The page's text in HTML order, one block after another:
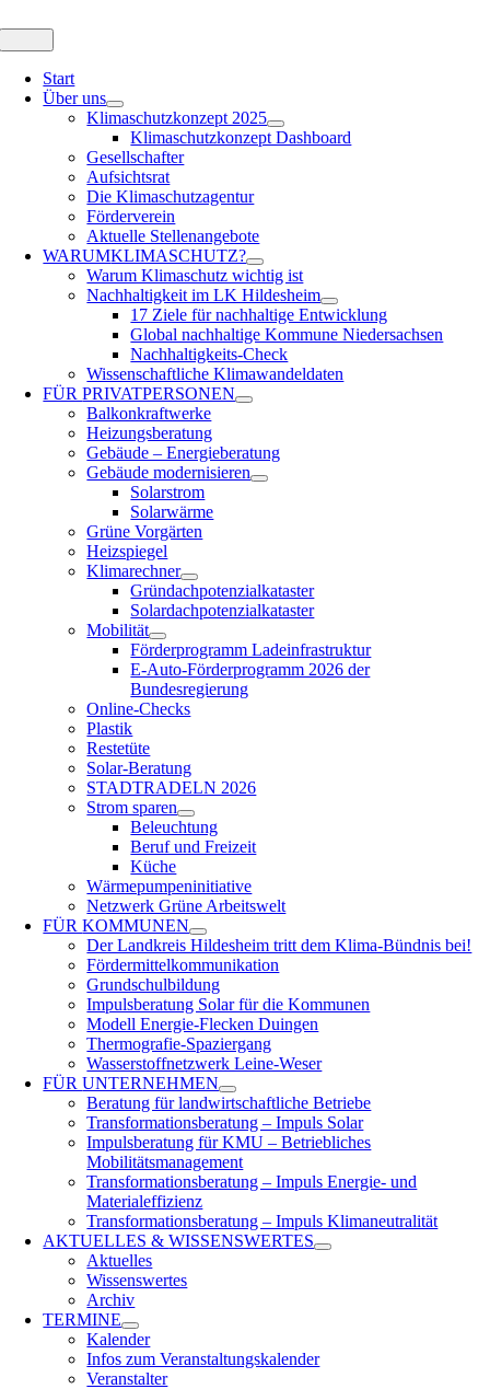
springen
Navigation
Start
Über uns
Klimaschutzkonzept 2025
Klimaschutzkonzept Dashboard
Gesellschafter
Aufsichtsrat
Die Klimaschutzagentur
Förderverein
Aktuelle Stellenangebote
WARUMKLIMASCHUTZ?
Warum Klimaschutz wichtig ist
Nachhaltigkeit im LK Hildesheim
17 Ziele für nachhaltige Entwicklung
Global nachhaltige Kommune Niedersachsen
Nachhaltigkeits-Check
Wissenschaftliche Klimawandeldaten
FÜRPRIVATPERSONEN
Balkonkraftwerke
Heizungsberatung
Gebäude – Energieberatung
Gebäude modernisieren
Solarstrom
Solarwärme
Grüne Vorgärten
Heizspiegel
Klimarechner
Gründachpotenzialkataster
Solardachpotenzialkataster
Mobilität
Förderprogramm Ladeinfrastruktur
E-Auto-Förderprogramm 2026 der
Bundesregierung
Online-Checks
Plastik
Restetüte
Solar-Beratung
STADTRADELN 2026
Strom sparen
Beleuchtung
Beruf und Freizeit
Küche
Wärmepumpeninitiative
Netzwerk Grüne Arbeitswelt
FÜRKOMMUNEN
Der Landkreis Hildesheim tritt dem Klima-Bündnis bei!
Fördermittelkommunikation
Grundschulbildung
Impulsberatung Solar für die Kommunen
Modell Energie-Flecken Duingen
Thermografie-Spaziergang
Wasserstoffnetzwerk Leine-Weser
FÜRUNTERNEHMEN
Beratung für landwirtschaftliche Betriebe
Transformationsberatung – Impuls Solar
Impulsberatung für KMU – Betriebliches
Mobilitätsmanagement
Transformationsberatung – Impuls Energie- und
Materialeffizienz
Transformationsberatung – Impuls Klimaneutralität
AKTUELLES &WISSENSWERTES
Aktuelles
Wissenswertes
Archiv
TERMINE
Kalender
Infos zum Veranstaltungskalender
Veranstalter